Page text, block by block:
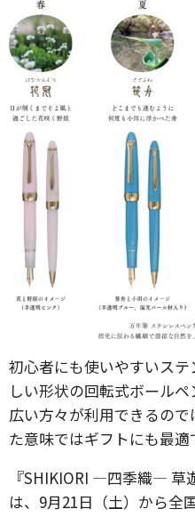
初心者にも使いやすいス
しい形状の回転式ボール
広い方々が利用できるの
た意味ではギフトにも最適
『SHIKIORI ―四季織― 草
は、9月21日（土）から全